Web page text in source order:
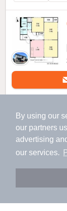
By using our
our partners
advertising
our services.
アプリに
会員登録
フォレストビ